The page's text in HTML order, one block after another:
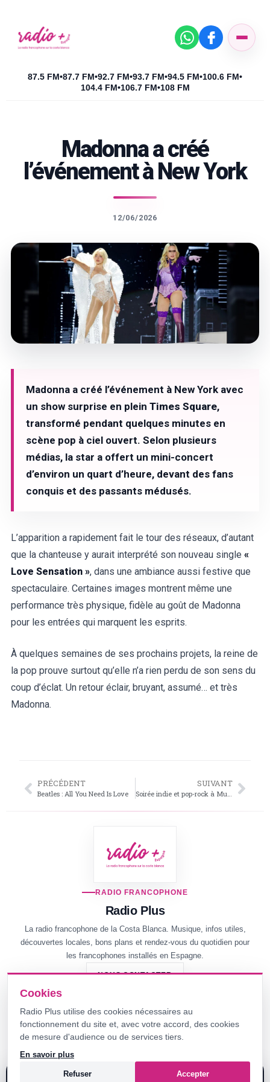
87.5 FM•87.7 FM•92.7 FM•93.7 FM•94.5 FM•100.6 FM•
104.4 FM•106.7 FM•108 FM
RADIO + ESPAGNE
Madonna a créé
l’événement à New York
12/06/2026
Madonna a créé l’événement à New York avec
un show surprise en plein Times Square,
transformé pendant quelques minutes en
scène pop à ciel ouvert. Selon plusieurs
médias, la star a offert un mini-concert
d’environ un quart d’heure, devant des fans
conquis et des passants médusés.
L’apparition a rapidement fait le tour des réseaux, d’autant
que la chanteuse y aurait interprété son nouveau single «
Love Sensation », dans une ambiance aussi festive que
spectaculaire. Certaines images montrent même une
performance très physique, fidèle au goût de Madonna
pour les entrées qui marquent les esprits.
À quelques semaines de ses prochains projets, la reine de
la pop prouve surtout qu’elle n’a rien perdu de son sens du
coup d’éclat. Un retour éclair, bruyant, assumé… et très
Madonna.
PRÉCÉDENT
Beatles : All You Need Is Love
SUIVANT
Soirée indie et pop-rock à Murcia
RADIO FRANCOPHONE
Radio Plus
La radio francophone de la Costa Blanca. Musique, infos utiles,
découvertes locales, bons plans et rendez-vous du quotidien pour
les francophones installés en Espagne.
NOUS CONTACTER
© 2026 Radio Plus - Mentions légales - Confidentialité
CGV
Création web :christophedurand.eu
Cookies
Radio Plus utilise des cookies nécessaires au
fonctionnement du site et, avec votre accord, des cookies
de mesure d'audience ou de services tiers.
En savoir plus
Refuser Accepter